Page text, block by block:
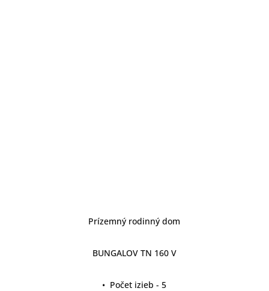
Prízemný rodinný dom
BUNGALOV TN 160 V
• Počet izieb - 5